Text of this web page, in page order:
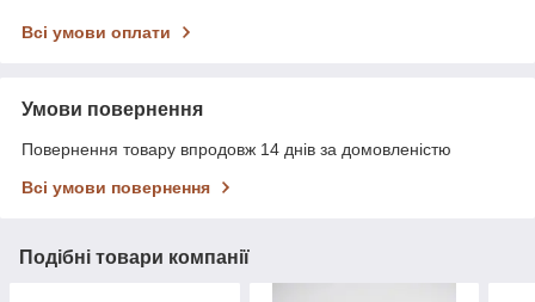
Всі умови оплати
Умови повернення
Повернення товару впродовж 14 днів за домовленістю
Всі умови повернення
Подібні товари компанії